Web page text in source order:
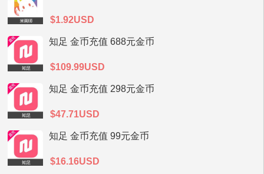
$1.92USD
知足 金币充值 688元金币
$109.99USD
知足 金币充值 298元金币
$47.71USD
知足 金币充值 99元金币
$16.16USD